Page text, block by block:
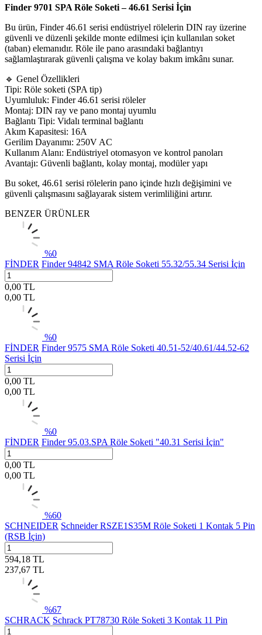
Finder 9701 SPA Röle Soketi – 46.61 Serisi İçin
Bu ürün, Finder 46.61 serisi endüstriyel rölelerin DIN ray üzerine
güvenli ve düzenli şekilde monte edilmesi için kullanılan soket
(taban) elemanıdır. Röle ile pano arasındaki bağlantıyı
sağlamlaştırarak güvenli çalışma ve kolay bakım imkânı sunar.
🔹 Genel Özellikleri
Tipi: Röle soketi (SPA tip)
Uyumluluk: Finder 46.61 serisi röleler
Montaj: DIN ray ve pano montaj uyumlu
Bağlantı Tipi: Vidalı terminal bağlantı
Akım Kapasitesi: 16A
Gerilim Dayanımı: 250V AC
Kullanım Alanı: Endüstriyel otomasyon ve kontrol panoları
Avantajı: Güvenli bağlantı, kolay montaj, modüler yapı
Bu soket, 46.61 serisi rölelerin pano içinde hızlı değişimini ve
güvenli çalışmasını sağlayarak sistem verimliliğini artırır.
BENZER ÜRÜNLER
%0
FİNDER Finder 94842 SMA Röle Soketi 55.32/55.34 Serisi İçin
0,00 TL
0,00 TL
%0
FİNDER Finder 9575 SMA Röle Soketi 40.51-52/40.61/44.52-62
Serisi İçin
0,00 TL
0,00 TL
%0
FİNDER Finder 95.03.SPA Röle Soketi "40.31 Serisi İçin"
0,00 TL
0,00 TL
%60
SCHNEIDER Schneider RSZE1S35M Röle Soketi 1 Kontak 5 Pin
(RSB İçin)
594,18 TL
237,67 TL
%67
SCHRACK Schrack PT78730 Röle Soketi 3 Kontak 11 Pin